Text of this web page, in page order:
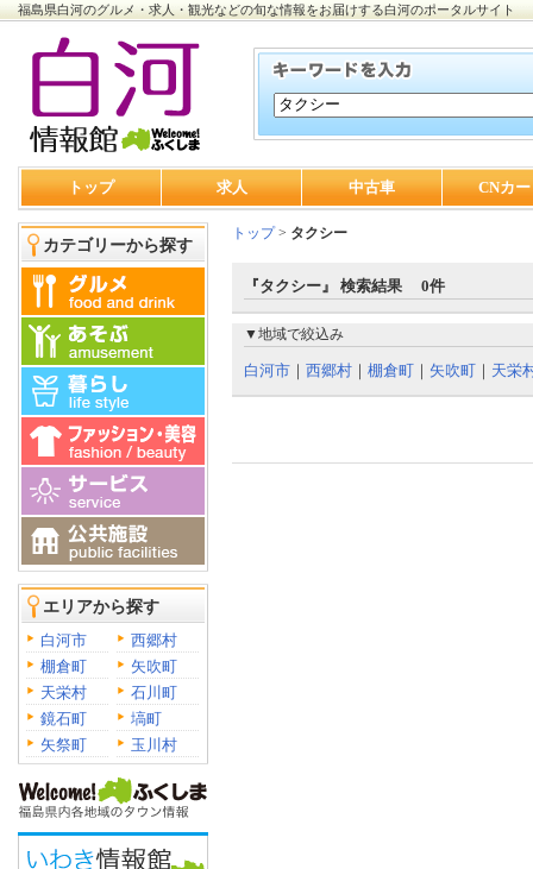
福島県白河のグルメ・求人・観光などの旬な情報をお届けする白河のポータルサイト
トップ 求人 中古車 CNカ
カテゴリーから探す
エリアから探す
白河市
西郷村
棚倉町
矢吹町
天栄村
石川町
鏡石町
塙町
矢祭町
玉川村
トップ> タクシー
『タクシー』 検索結果 0件
▼地域で絞込み
白河市 ｜ 西郷村 ｜ 棚倉町 ｜ 矢吹町 ｜ 天栄